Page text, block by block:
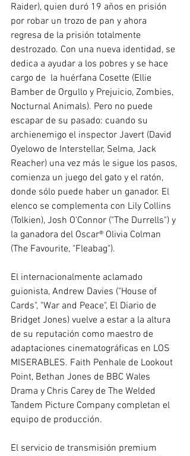
Raider), quien duró 19 años en prisión
por robar un trozo de pan y ahora
regresa de la prisión totalmente
destrozado. Con una nueva identidad, se
dedica a ayudar a los pobres y se hace
cargo de  la huérfana Cosette (Ellie
Bamber de Orgullo y Prejuicio, Zombies,
Nocturnal Animals). Pero no puede
escapar de su pasado: cuando su
archienemigo el inspector Javert (David
Oyelowo de Interstellar, Selma, Jack
Reacher) una vez más le sigue los pasos,
comienza un juego del gato y el ratón,
donde sólo puede haber un ganador. El
elenco se complementa con Lily Collins
(Tolkien), Josh O'Connor ("The Durrells") y
la ganadora del Oscar® Olivia Colman
(The Favourite, "Fleabag").
El internacionalmente aclamado
guionista, Andrew Davies ("House of
Cards", "War and Peace", El Diario de
Bridget Jones) vuelve a estar a la altura
de su reputación como maestro de
adaptaciones cinematográficas en LOS
MISERABLES. Faith Penhale de Lookout
Point, Bethan Jones de BBC Wales
Drama y Chris Carey de The Welded
Tandem Picture Company completan el
equipo de producción.
El servicio de transmisión premium